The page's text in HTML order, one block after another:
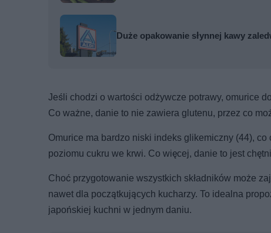
Duże opakowanie słynnej kawy
Jeśli chodzi o wartości odżywcze potrawy, omurice
Co ważne, danie to nie zawiera glutenu, przez co
Omurice ma bardzo niski indeks glikemiczny (44),
poziomu cukru we krwi. Co więcej, danie to jest
Choć przygotowanie wszystkich składników może
nawet dla początkujących kucharzy. To idealna
japońskiej kuchni w jednym daniu.